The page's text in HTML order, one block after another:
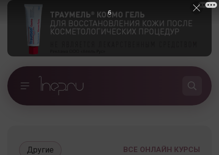
ВСЕ ОНЛАЙН КУРСЫ
Другие
5